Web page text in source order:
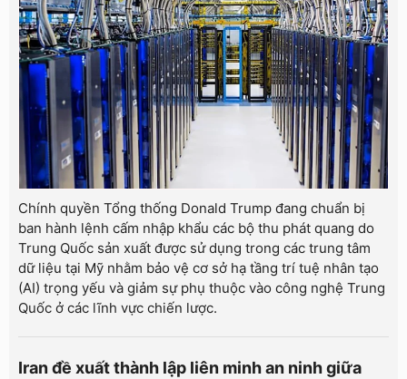
Chính quyền Tổng thống Donald Trump đang chuẩn bị
ban hành lệnh cấm nhập khẩu các bộ thu phát quang do
Trung Quốc sản xuất được sử dụng trong các trung tâm
dữ liệu tại Mỹ nhằm bảo vệ cơ sở hạ tầng trí tuệ nhân tạo
(AI) trọng yếu và giảm sự phụ thuộc vào công nghệ Trung
Quốc ở các lĩnh vực chiến lược.
Iran đề xuất thành lập liên minh an ninh giữa